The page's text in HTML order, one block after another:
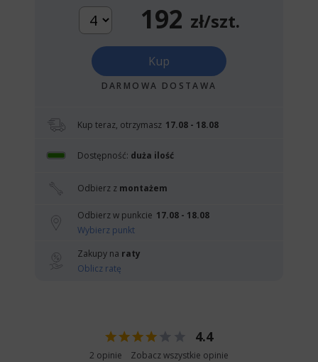
192 zł/szt.
Kup
DARMOWA DOSTAWA
Kup teraz, otrzymasz 17.08 - 18.08
Dostępność: duża ilość
Odbierz z montażem
Odbierz w punkcie 17.08 - 18.08
Wybierz punkt
Zakupy na raty
Oblicz ratę
4.4
2 opinie Zobacz wszystkie opinie